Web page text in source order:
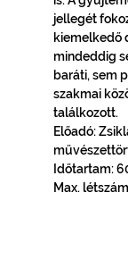
jellegét
kiemelkedő
mindeddig
baráti, sem
szakmai
találkozott.
Előadó:
Időtartam:
Max.